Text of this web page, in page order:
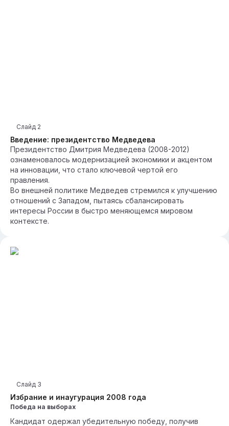
Введение: президентство Медведева
Слайд 2
Президентство Дмитрия Медведева (2008-2012)
ознаменовалось модернизацией экономики и акцентом
на инновации, что стало ключевой чертой его
правления.
Во внешней политике Медведев стремился к улучшению
отношений с Западом, пытаясь сбалансировать
интересы России в быстро меняющемся мировом
контексте.
Избрание и инаугурация 2008 года
Слайд 3
Победа на выборах
Кандидат одержал убедительную победу, получив